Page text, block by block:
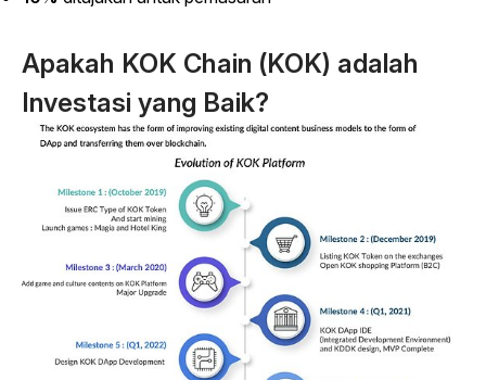
Apakah KOK Chain (KOK) adalah
Investasi yang Baik?